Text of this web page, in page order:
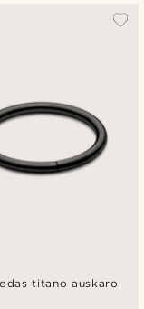
titano auskaro